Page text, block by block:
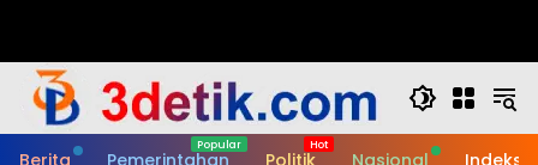
Berita Pemerintahan Politik Nasional Indeks